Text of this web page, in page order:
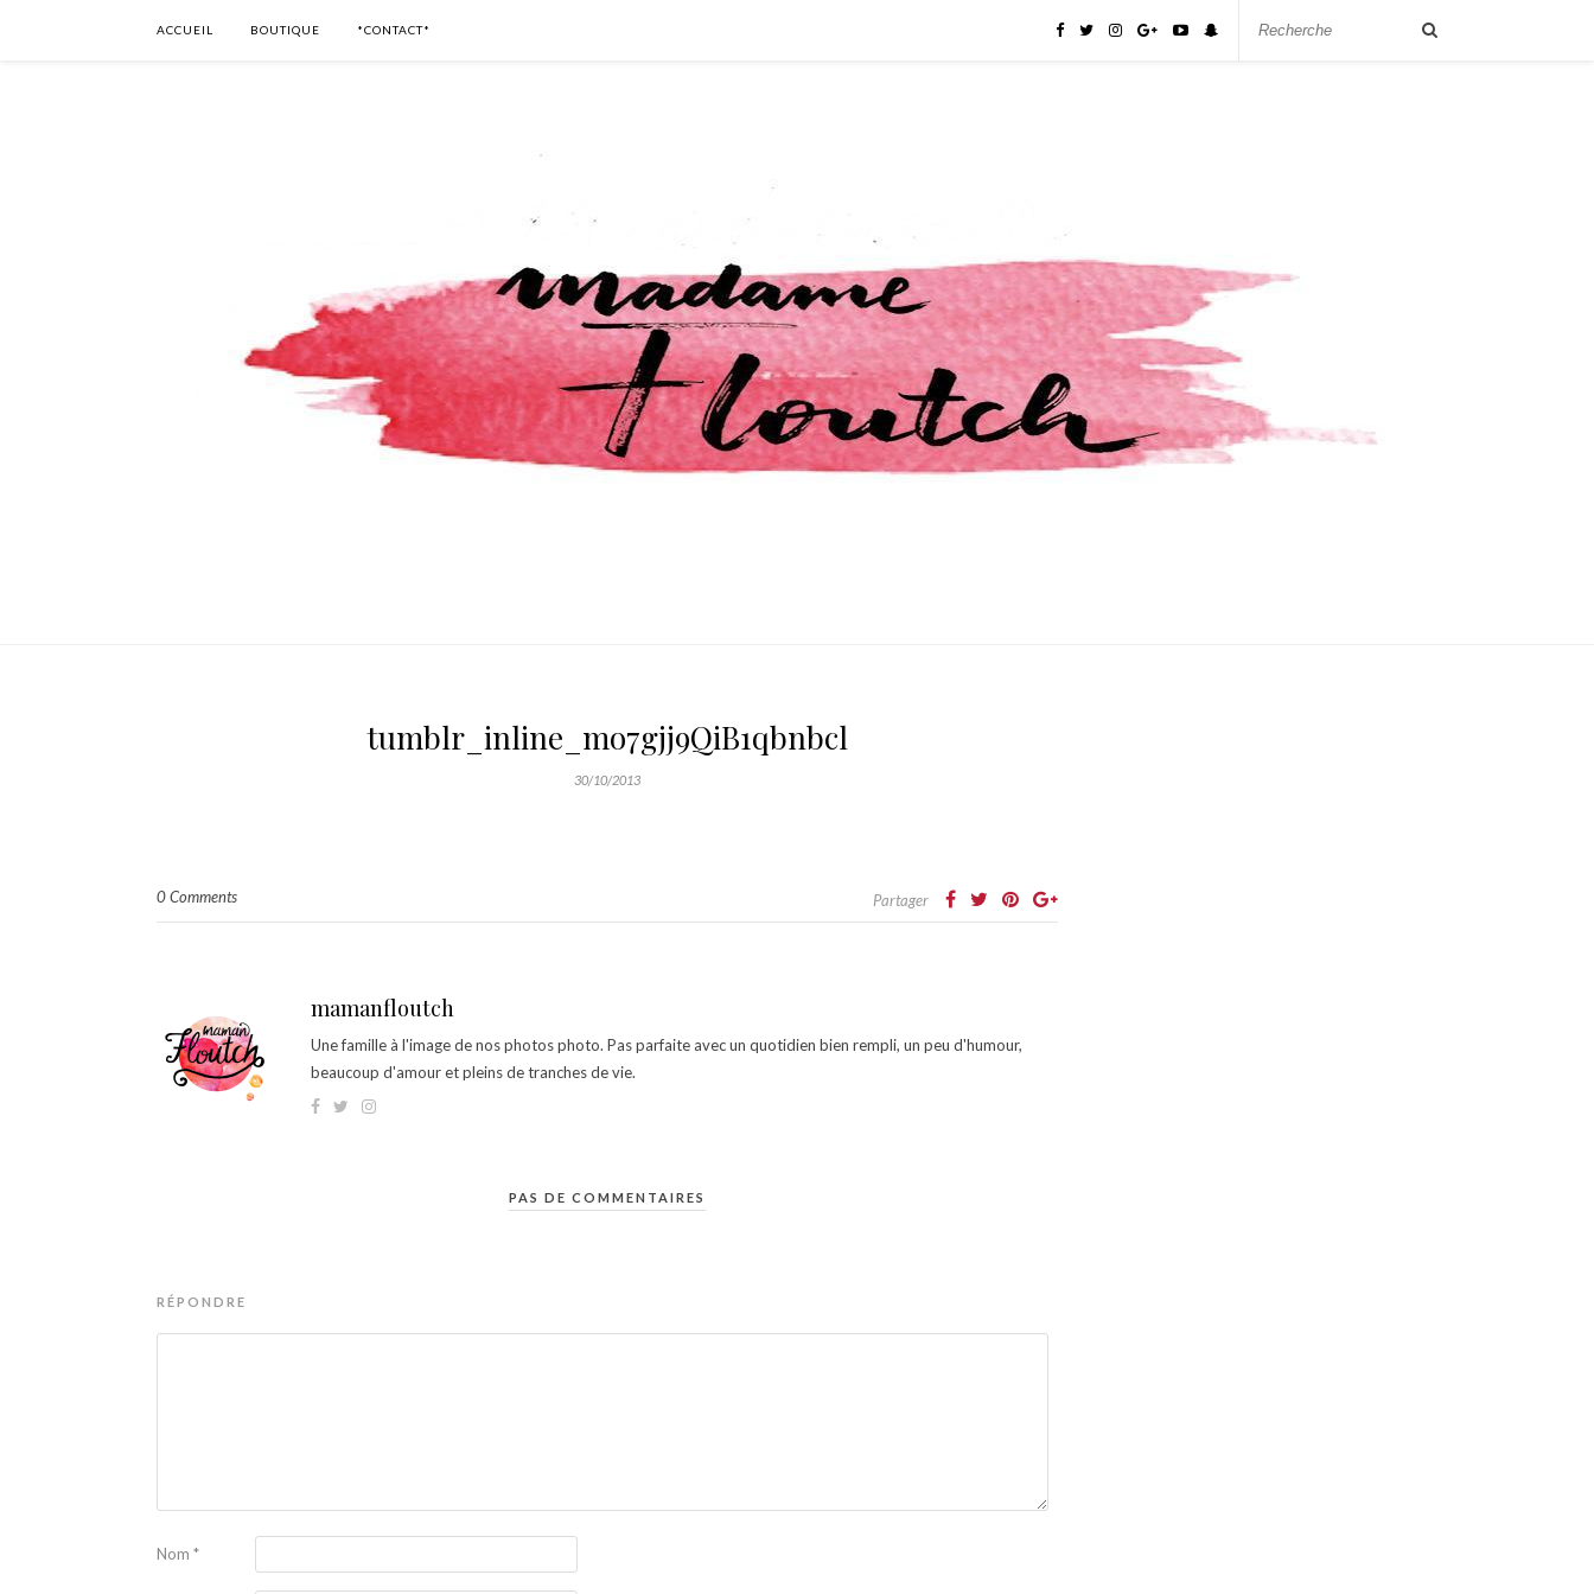
ACCUEIL BOUTIQUE *CONTACT*
tumblr_inline_mo7gjj9QiB1qbnbcl
30/10/2013
0 Comments Partager
mamanfloutch
Une famille à l'image de nos photos photo. Pas parfaite avec un quotidien bien rempli, un peu d'humour,
beaucoup d'amour et pleins de tranches de vie.
PAS DE COMMENTAIRES
RÉPONDRE
Nom *